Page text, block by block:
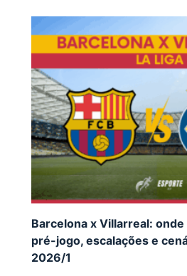
Barcelona x Villarreal:
pré-jogo, escalações e
2026/1